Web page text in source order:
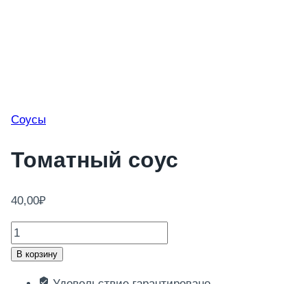
Соусы
Томатный соус
40,00₽
Количество
товара
В корзину